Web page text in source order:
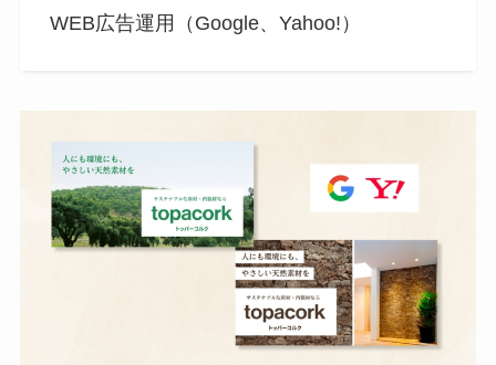
WEB広告運用（Google、Yahoo!）